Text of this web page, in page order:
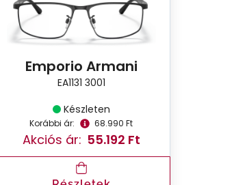
Emporio Armani
EA1131 3001
Készleten
Korábbi ár: 68.990 Ft
Akciós ár: 55.192 Ft